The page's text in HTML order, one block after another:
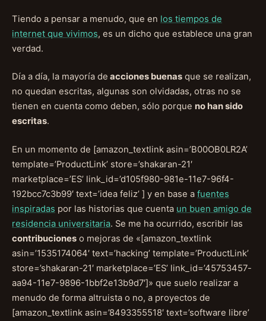
Tiendo a pensar a menudo, que en los tiempos de
internet que vivimos, es un dicho que establece una gran
verdad.
Día a día, la mayoría de acciones buenas que se realizan,
no quedan escritas, algunas son olvidadas, otras no se
tienen en cuenta como deben, sólo porque no han sido
escritas.
En un momento de [amazon_textlink asin=’B00OB0LR2A’
template=’ProductLink’ store=’shakaran-21′
marketplace=’ES’ link_id=’d105f980-981e-11e7-96f4-
192bcc7c3b99′ text=’idea feliz’ ] y en base a fuentes
inspiradas por las historias que cuenta un buen amigo de
residencia universitaria. Se me ha ocurrido, escribir las
contribuciones o mejoras de «[amazon_textlink
asin=’1535174064′ text=’hacking’ template=’ProductLink’
store=’shakaran-21′ marketplace=’ES’ link_id=’45753457-
aa94-11e7-9896-1bbf2e13b9d7′]» que suelo realizar a
menudo de forma altruista o no, a proyectos de
[amazon_textlink asin=’8493355518′ text=’software libre’